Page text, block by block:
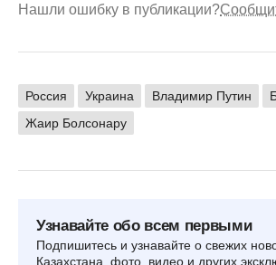
Нашли ошибку в публикации?
Россия Украина Владимир Путин
Жаир Болсонару
Узнавайте обо всем первыми
Подпишитесь и узнавайте о свежих
Казахстана, фото, видео и других